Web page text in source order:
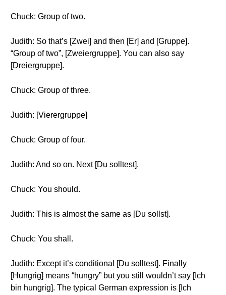
Chuck: Group of two.
Judith: So that’s [Zwei] and then [Er] and [Gruppe].
“Group of two”, [Zweiergruppe]. You can also say
[Dreiergruppe].
Chuck: Group of three.
Judith: [Vierergruppe]
Chuck: Group of four.
Judith: And so on. Next [Du solltest].
Chuck: You should.
Judith: This is almost the same as [Du sollst].
Chuck: You shall.
Judith: Except it’s conditional [Du solltest]. Finally
[Hungrig] means “hungry” but you still wouldn’t say [Ich
bin hungrig]. The typical German expression is [Ich